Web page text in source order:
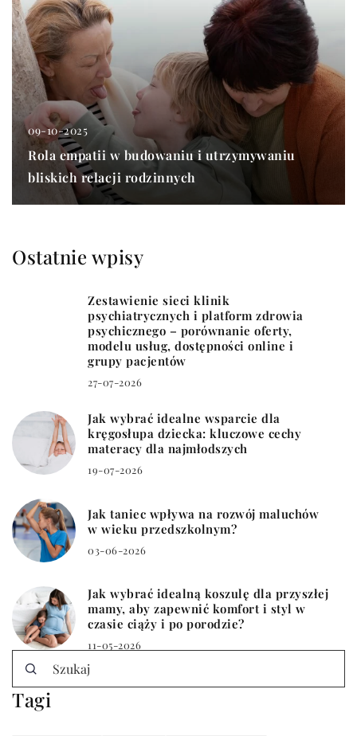
09-10-2025
Rola empatii w budowaniu i utrzymywaniu
bliskich relacji rodzinnych
Ostatnie wpisy
Zestawienie sieci klinik
psychiatrycznych i platform zdrowia
psychicznego – porównanie oferty,
modelu usług, dostępności online i
grupy pacjentów
27-07-2026
Jak wybrać idealne wsparcie dla
kręgosłupa dziecka: kluczowe cechy
materacy dla najmłodszych
19-07-2026
Jak taniec wpływa na rozwój maluchów
w wieku przedszkolnym?
03-06-2026
Jak wybrać idealną koszulę dla przyszłej
mamy, aby zapewnić komfort i styl w
czasie ciąży i po porodzie?
11-05-2026
Tagi